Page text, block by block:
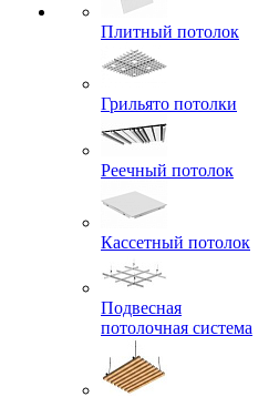
Плитный потолок
Грильято потолки
Реечный потолок
Кассетный потолок
Подвесная
потолочная система